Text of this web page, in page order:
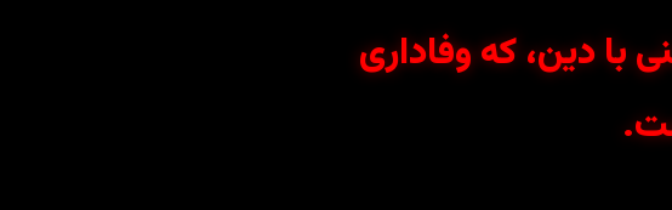
دین، که وفاداری